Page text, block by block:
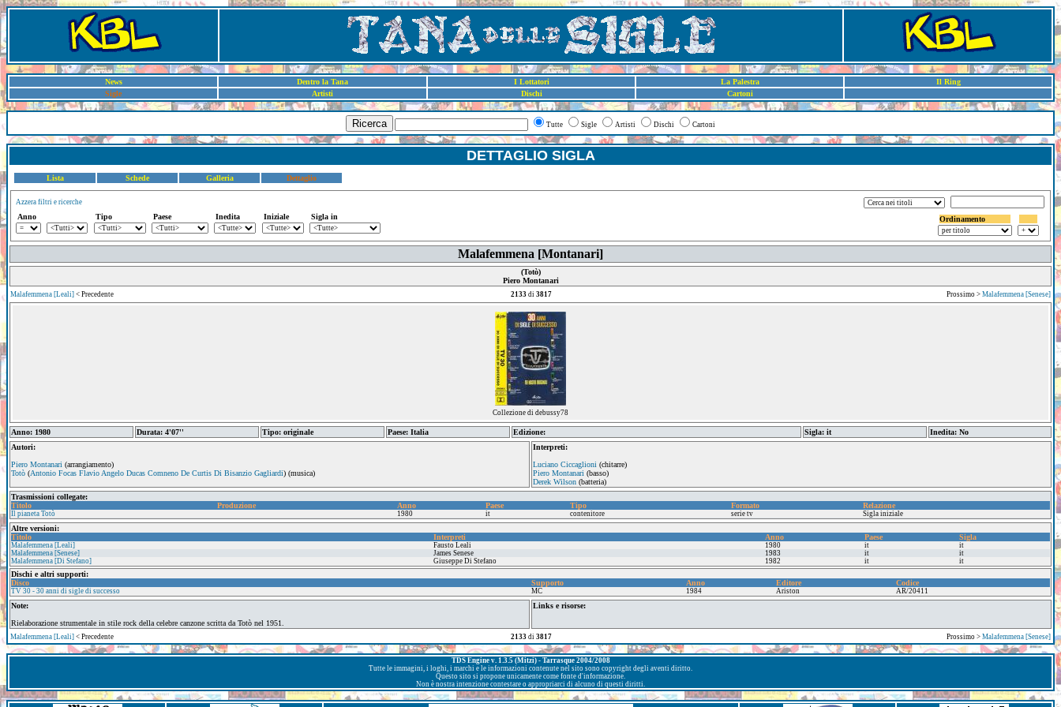
News Dentro la Tana I Lottatori La Palestra
Il Ring
Sigle
Artisti Dischi Cartoni
Ricerca Tutte Sigle Artisti Dischi Cartoni
DETTAGLIO SIGLA
Lista Schede Galleria Dettaglio
Azzera filtri e ricerche
Anno Tipo Paese Inedita Iniziale Sigla in Ordinamento
Malafemmena [Montanari]
(Totò)
Piero Montanari
Malafemmena [Leali] < Precedente 2133di 3817 Prossimo > Malafemmena [Senese]
Collezione di debussy78
Anno: 1980 Durata: 4'07'' Tipo: originale Paese: Italia Edizione: Sigla: it
Inedita: No
Autori:
Piero Montanari (arrangiamento)
Totò (Antonio Focas Flavio Angelo Ducas Comneno De Curtis Di Bisanzio Gagliardi) (musica)
Interpreti:
Luciano Ciccaglioni (chitarre)
Piero Montanari (basso)
Derek Wilson (batteria)
Trasmissioni collegate:
Titolo
Produzione Anno Paese Tipo Formato Relazione
Il pianeta Totò 1980 it contenitore serie tv Sigla iniziale
Altre versioni:
Titolo
Interpreti Anno Paese Sigla
Malafemmena [Leali] Fausto Leali 1980 it
it
Malafemmena [Senese]
James Senese 1983 it
it
Malafemmena [Di Stefano]
Giuseppe Di Stefano 1982 it it
Dischi e altri supporti:
Disco
Supporto Anno Editore Codice
TV 30 - 30 anni di sigle di successo MC 1984 Ariston AR/20411
Note:
Rielaborazione strumentale in stile rock della celebre canzone scritta da Totò nel 1951.
Links e risorse:
Malafemmena [Leali] < Precedente 2133di 3817 Prossimo > Malafemmena [Senese]
TDS Engine v. 1.3.5 (Mitzi) - Tarrasque 2004/2008
Tutte le immagini, i loghi, i marchi e le informazioni contenute nel sito sono copyright degli aventi diritto.
Questo sito si propone unicamente come fonte d'informazione.
Non è nostra intenzione contestare o appropriarci di alcuno di questi diritti.